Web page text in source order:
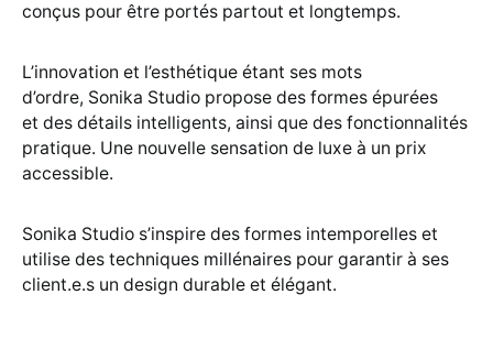
conçus pour être portés partout et longtemps.
L’innovation et l’esthétique étant ses mots
d’ordre, Sonika Studio propose des formes épurées
et des détails intelligents, ainsi que des fonctionnalités
pratique. Une nouvelle sensation de luxe à un prix
accessible.
Sonika Studio s’inspire des formes intemporelles et
utilise des techniques millénaires pour garantir à ses
client.e.s un design durable et élégant.